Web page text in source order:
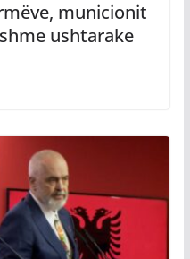
municionit
ushtarake